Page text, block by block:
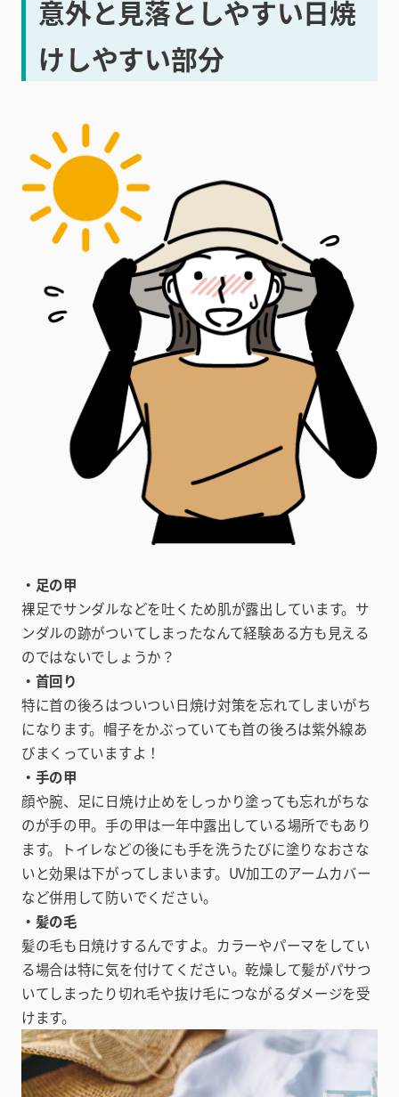
意外と見落としやすい日焼
けしやすい部分
・足の甲
裸足でサンダルなどを吐くため肌が露出しています。サ
ンダルの跡がついてしまったなんて経験ある方も見える
のではないでしょうか？
・首回り
特に首の後ろはついつい日焼け対策を忘れてしまいがち
になります。帽子をかぶっていても首の後ろは紫外線あ
びまくっていますよ！
・手の甲
顔や腕、足に日焼け止めをしっかり塗っても忘れがちな
のが手の甲。手の甲は一年中露出している場所でもあり
ます。トイレなどの後にも手を洗うたびに塗りなおさな
いと効果は下がってしまいます。UV加工のアームカバー
など併用して防いでください。
・髪の毛
髪の毛も日焼けするんですよ。カラーやパーマをしてい
る場合は特に気を付けてください。乾燥して髪がパサつ
いてしまったり切れ毛や抜け毛につながるダメージを受
けます。